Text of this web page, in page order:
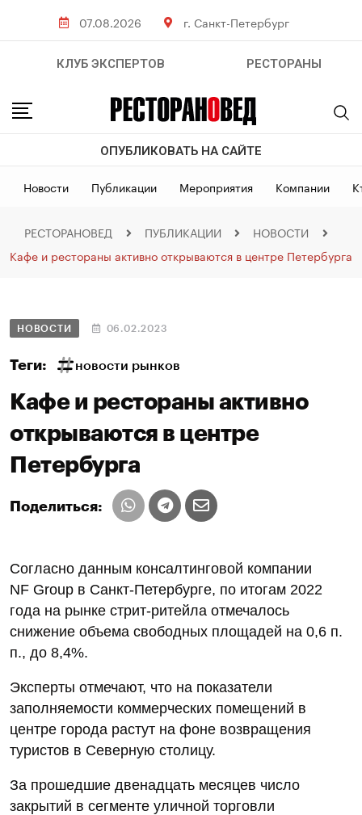
07.08.2026 г. Санкт-Петербург
КЛУБ ЭКСПЕРТОВ РЕСТОРАНЫ
ОПУБЛИКОВАТЬ НА САЙТЕ
Новости Публикации Мероприятия Компании
РЕСТОРАНОВЕД ПУБЛИКАЦИИ
НОВОСТИ
Кафе и рестораны активно открываются в центре Петербурга
НОВОСТИ 06.02.2023
Теги: новости рынков
Кафе и рестораны активно
открываются в центре
Петербурга
Поделиться:
Согласно данным консалтинговой компании
NF Group в Санкт-Петербурге, по итогам 2022
года на рынке стрит-ритейла отмечалось
снижение объема свободных площадей на 0,6 п.
п., до 8,4%.
Эксперты отмечают, что на показатели
заполняемости коммерческих помещений в
центре города растут на фоне возвращения
туристов в Северную столицу.
За прошедшие двенадцать месяцев число
закрытий в сегменте уличной торговли